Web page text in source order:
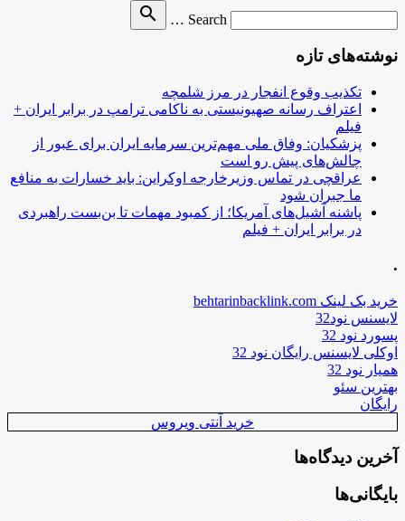
Search …
search
نوشته‌های تازه
تکذیب وقوع انفجار در مرز شلمچه
اعتراف رسانه صهیونیستی به ناکامی ترامپ در برابر ایران +
فیلم
پزشکیان: وفاق ملی مهم‌ترین سرمایه ایران برای عبور از
چالش‌های پیش رو است
عراقچی در تماس وزیرخارجه اوکراین: باید خسارات به منافع
ما جبران شود
پاشنه آشیل‌های آمریکا؛ از کمبود مهمات تا بن‌بست راهبردی
در برابر ایران + فیلم
.
خرید بک لینک behtarinbacklink.com
لایسنس نود32
پسورد نود 32
اوکلی لایسنس رایگان نود 32
همیار نود 32
بهترین سئو
رایگان
خرید آنتی ویروس
آخرین دیدگاه‌ها
بایگانی‌ها